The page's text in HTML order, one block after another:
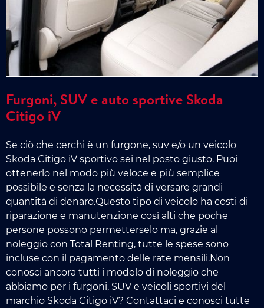
Furgoni, SUV e auto sportive Skoda
Citigo iV
Se ciò che cerchi è un furgone, suv e/o un veicolo
Skoda Citigo iV sportivo sei nel posto giusto. Puoi
ottenerlo nel modo più veloce e più semplice
possibile e senza la necessità di versare grandi
quantità di denaro.Questo tipo di veicolo ha costi di
riparazione e manutenzione così alti che poche
persone possono permetterselo ma, grazie al
noleggio con Total Renting, tutte le spese sono
incluse con il pagamento delle rate mensili.Non
conosci ancora tutti i modelo di noleggio che
abbiamo per i furgoni, SUV e veicoli sportivi del
marchio Skoda Citigo iV? Contattaci e conosci tutte